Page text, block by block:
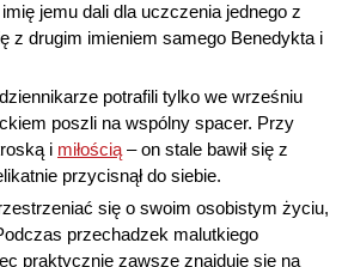
jemu dali dla uczczenia jednego z
z drugim imieniem samego Benedykta i
potrafili tylko we wrześniu
poszli na wspólny spacer. Przy
i miłością – on stale bawił się z
przycisnął do siebie.
się o swoim osobistym życiu,
przechadzek malutkiego
praktycznie zawsze znajduje się na